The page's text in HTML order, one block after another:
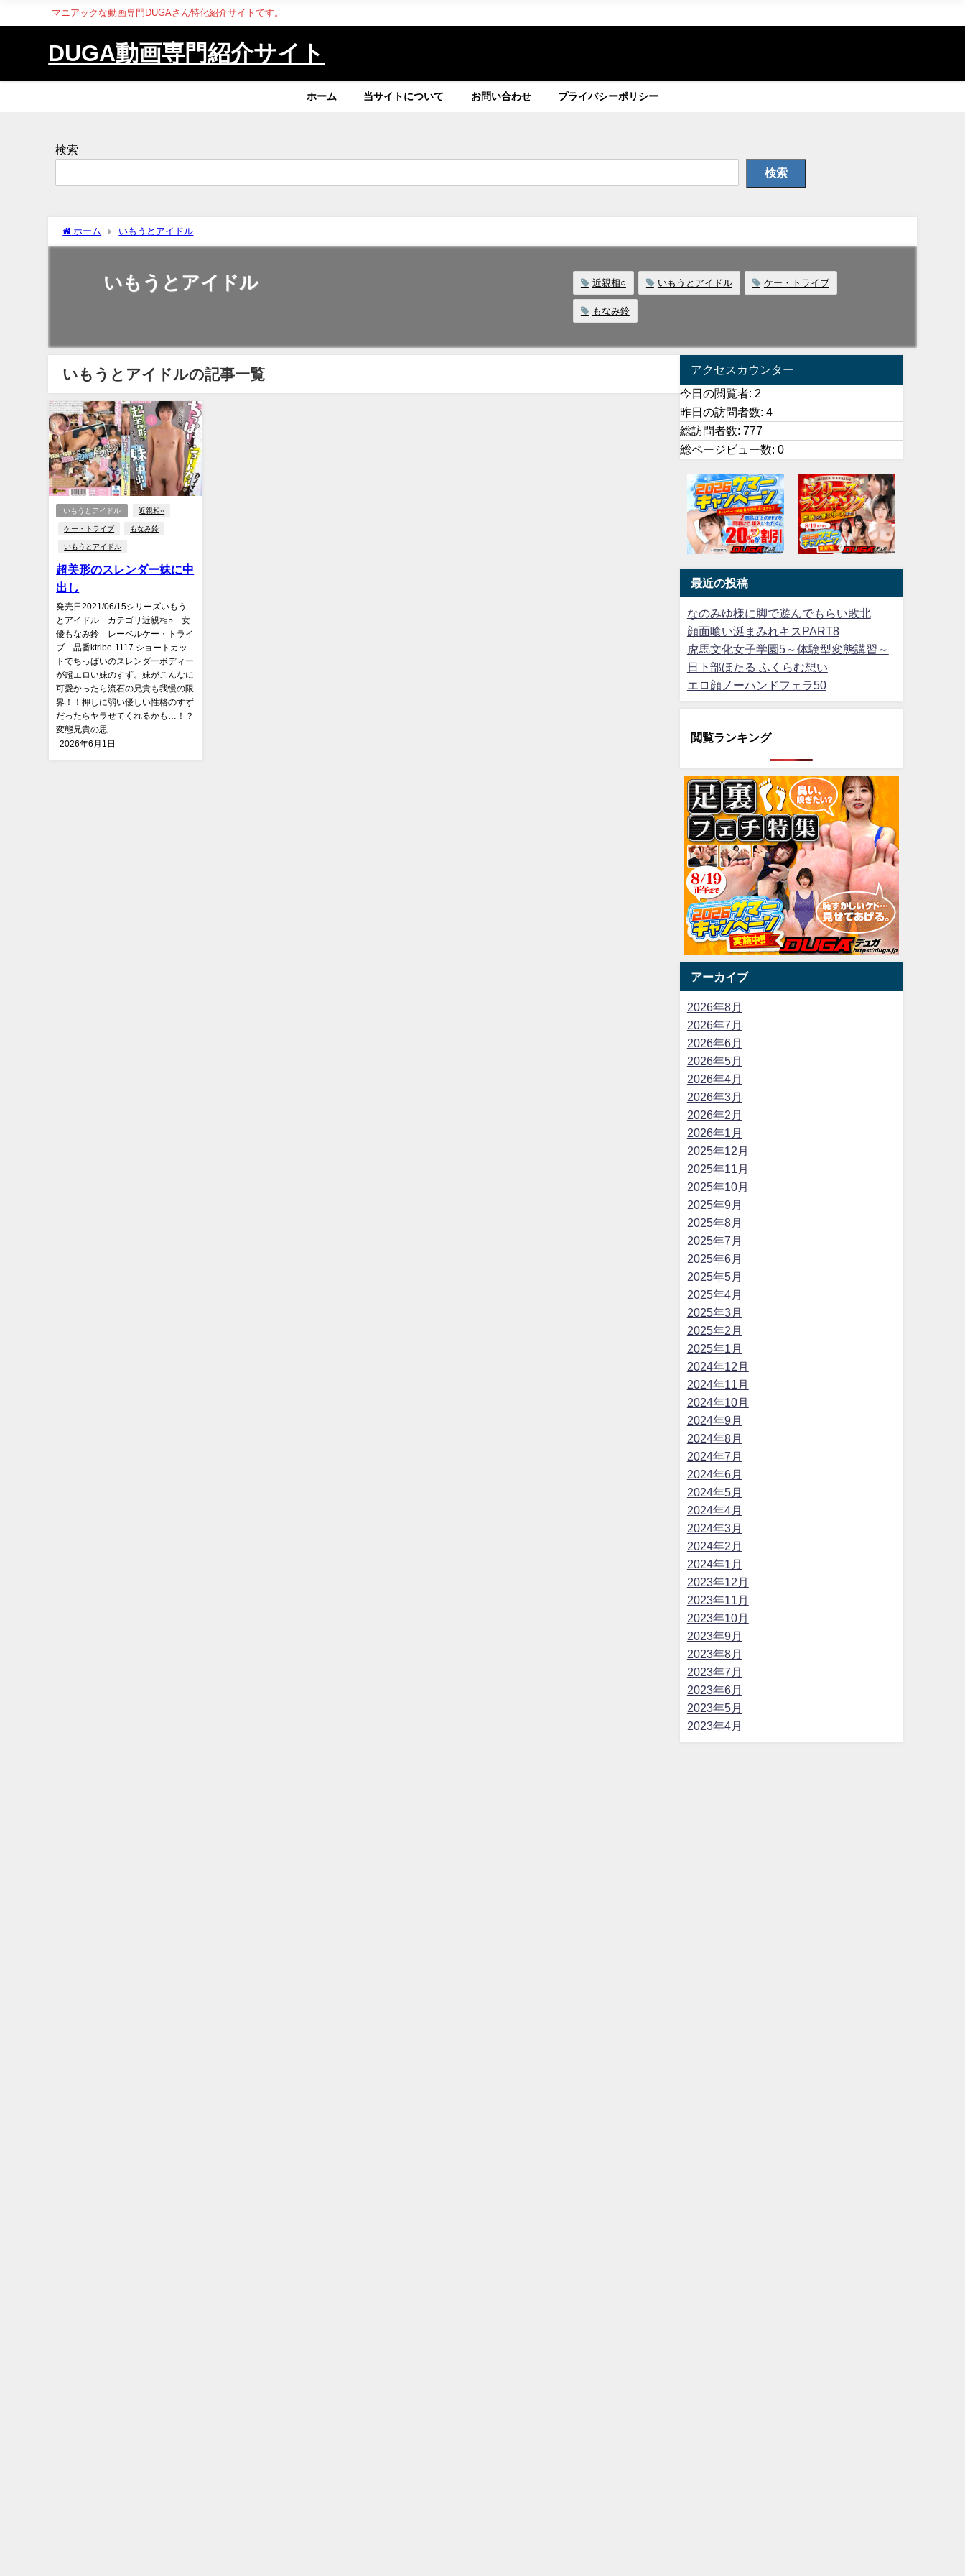
マニアックな動画専門DUGAさん特化紹介サイトです。
DUGA動画専門紹介サイト
ホーム 当サイトについて お問い合わせ プライバシーポリシー
検索
検索
ホーム いもうとアイドル
いもうとアイドル 近親相○ いもうとアイドル ケー・トライブ
もなみ鈴
いもうとアイドルの記事一覧
いもうとアイドル 近親相○
ケー・トライブ もなみ鈴
いもうとアイドル
超美形のスレンダー妹に中
出し
発売日2021/06/15シリーズいもう
とアイドル カテゴリ近親相○ 女
優もなみ鈴 レーベルケー・トライ
ブ 品番ktribe-1117 ショートカッ
トでちっぱいのスレンダーボディー
が超エロい妹のすず。妹がこんなに
可愛かったら流石の兄貴も我慢の限
界！！押しに弱い優しい性格のすず
だったらヤラせてくれるかも…！？
変態兄貴の思...
2026年6月1日
アクセスカウンター
今日の閲覧者: 2
昨日の訪問者数: 4
総訪問者数: 777
総ページビュー数: 0
最近の投稿
なのみゆ様に脚で遊んでもらい敗北
顔面喰い涎まみれキスPART8
虎馬文化女子学園5～体験型変態講習～
日下部ほたる ふくらむ想い
エロ顔ノーハンドフェラ50
閲覧ランキング
アーカイブ
2026年8月
2026年7月
2026年6月
2026年5月
2026年4月
2026年3月
2026年2月
2026年1月
2025年12月
2025年11月
2025年10月
2025年9月
2025年8月
2025年7月
2025年6月
2025年5月
2025年4月
2025年3月
2025年2月
2025年1月
2024年12月
2024年11月
2024年10月
2024年9月
2024年8月
2024年7月
2024年6月
2024年5月
2024年4月
2024年3月
2024年2月
2024年1月
2023年12月
2023年11月
2023年10月
2023年9月
2023年8月
2023年7月
2023年6月
2023年5月
2023年4月